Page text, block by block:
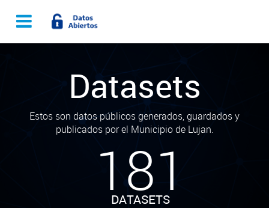
Datasets
Estos son datos públicos generados, guardados y
publicados por el Municipio de Lujan.
181
DATASETS